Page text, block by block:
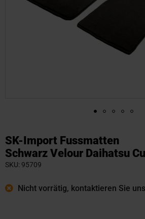
SK-Import Fussmatten
Schwarz Velour Daihatsu
SKU 95709
Nicht vorrätig, kontaktieren Sie
Anfang
der
Bildgalerie